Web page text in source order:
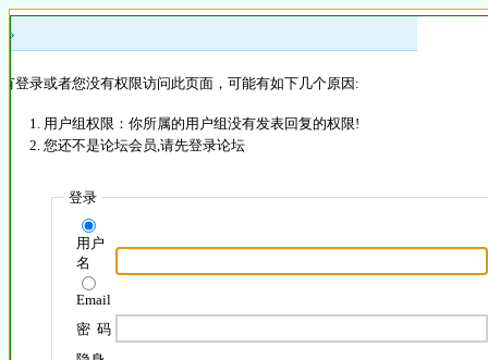
»
登录或者您没有权限访问此页面，可能有如下几个原因:
用户组权限：你所属的用户组没有发表回复的权限!
您还不是论坛会员,请先登录论坛
登录
用户
名
Email
密 码